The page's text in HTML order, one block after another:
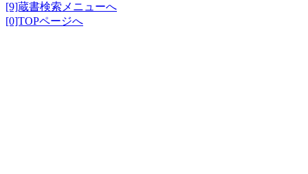
[9]蔵書検索メニューへ
[0]TOPページへ